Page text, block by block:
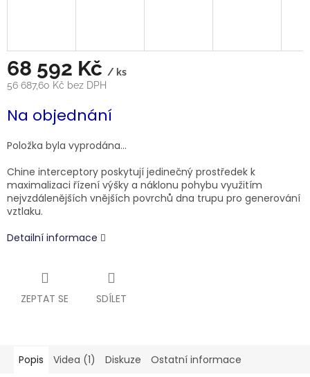
68 592 Kč / ks
56 687,60 Kč bez DPH
cena:
Na objednání
Položka byla vyprodána…
Chine interceptory poskytují jedinečný prostředek k
maximalizaci řízení výšky a náklonu pohybu využitím
nejvzdálenějších vnějších povrchů dna trupu pro generování
vztlaku.
Detailní informace
ZEPTAT SE SDÍLET
Popis Videa (1) Diskuze Ostatní informace